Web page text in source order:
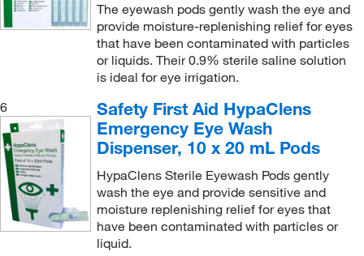
The eyewash pods gently wash the eye and
provide moisture-replenishing relief for eyes
that have been contaminated with particles
or liquids. Their 0.9% sterile saline solution
is ideal for eye irrigation.
6
Safety First Aid HypaClens
Emergency Eye Wash
Dispenser, 10 x 20 mL Pods
HypaClens Sterile Eyewash Pods gently
wash the eye and provide sensitive and
moisture replenishing relief for eyes that
have been contaminated with particles or
liquid.